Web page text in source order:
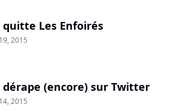
quitte Les Enfoirés
2015
dérape (encore) sur Twitter
2015